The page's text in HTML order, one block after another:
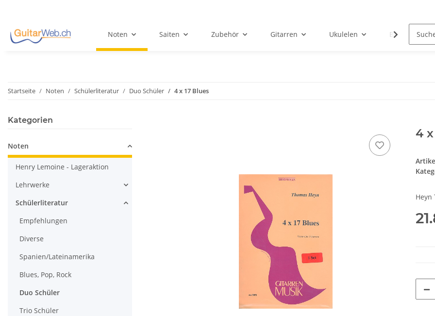
Noten Saiten Zubehör Gitarren Ukulelen Bücher
Startseite Noten Schülerliteratur Duo Schüler 4 x 17 Blues
4
Heyn
Kategorien
Noten
Henry Lemoine - Lageraktion
Lehrwerke
Schülerliteratur
Empfehlungen
Diverse
Spanien/Lateinamerika
Blues, Pop, Rock
Duo Schüler
Trio Schüler